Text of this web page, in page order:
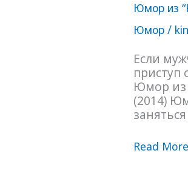
Юмор из
Юмор /
Если
приступ
Юмор из
(2014)
из
“Красотки
в
(2014)
Read